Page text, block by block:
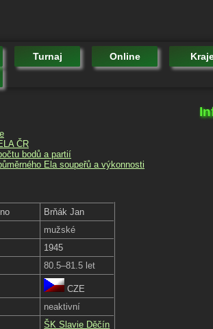
Turnaj Online
ČR
bodů a partií
Ela soupeřů a výkonnosti
Brňák Jan
mužské
1945
80.5–81.5 let
CZE
neaktivní
ŠK Slavie Děčín